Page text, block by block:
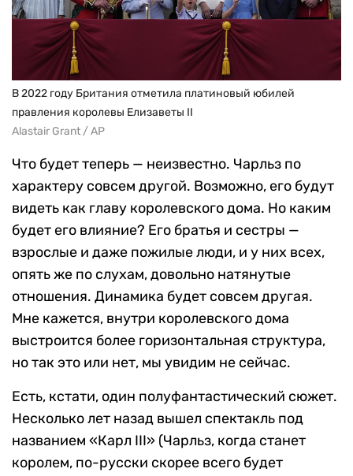
В 2022 году Британия отметила платиновый юбилей
правления королевы Елизаветы II
Alastair Grant / AP
Что будет теперь — неизвестно. Чарльз по
характеру совсем другой. Возможно, его будут
видеть как главу королевского дома. Но каким
будет его влияние? Его братья и сестры —
взрослые и даже пожилые люди, и у них всех,
опять же по слухам, довольно натянутые
отношения. Динамика будет совсем другая.
Мне кажется, внутри королевского дома
выстроится более горизонтальная структура,
но так это или нет, мы увидим не сейчас.
Есть, кстати, один полуфантастический сюжет.
Несколько лет назад вышел спектакль под
названием «Карл III» (Чарльз, когда станет
королем, по-русски скорее всего будет